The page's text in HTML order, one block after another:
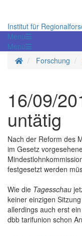
Institut für
Menü
Menü
StartseiteForschung
16/09/
untätig
Nach der Reform des
im Gesetz
festgesetzt werden
Wie die Tagesschau
keiner einzigen
allerdings auch erst
dbb tarifunion schon